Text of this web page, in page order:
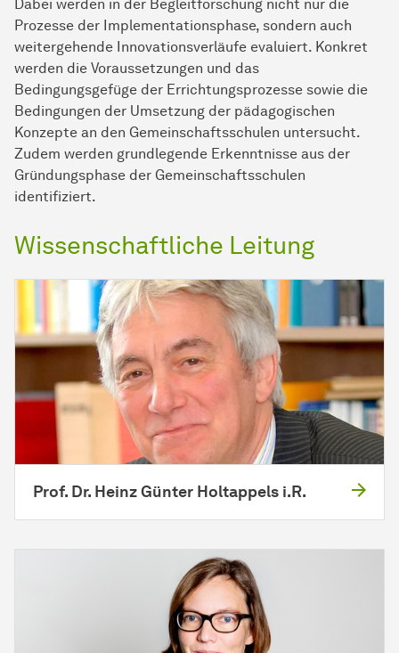
Dabei werden in der Begleitforschung nicht nur die
Prozesse der Implementationsphase, sondern auch
weitergehende Innovationsverläufe evaluiert. Konkret
werden die Voraussetzungen und das
Bedingungsgefüge der Errichtungsprozesse sowie die
Bedingungen der Umsetzung der pädagogischen
Konzepte an den Gemeinschaftsschulen untersucht.
Zudem werden grundlegende Erkenntnisse aus der
Gründungsphase der Gemeinschaftsschulen
identifiziert.
Wissenschaftliche Leitung
Prof. Dr. Heinz Günter Holt­appels i.R.